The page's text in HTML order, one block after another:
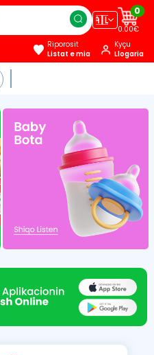
🇦🇱
0
0.00€
Riporosit
Listat e mia
Kyçu
Llogaria